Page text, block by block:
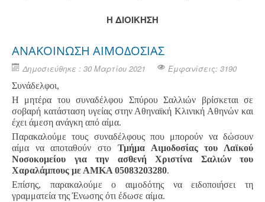
Η ΔΙΟΙΚΗΣΗ
ΑΝΑΚΟΙΝΩΣΗ ΑΙΜΟΔΟΣΙΑΣ
Δημοσιεύθηκε : 30 Μαρτίου 2021 Εμφανίσεις: 3190
Συνάδελφοι,
Η μητέρα του συναδέλφου Σπύρου Σαλλιών βρίσκεται σε
σοβαρή κατάσταση υγείας στην Αθηναϊκή Κλινική Αθηνών και
έχει άμεση ανάγκη από αίμα.
Παρακαλούμε τους συναδέλφους που μπορούν να δώσουν
αίμα να αποταθούν στο Τμήμα Αιμοδοσίας του Λαϊκού
Νοσοκομείου για την ασθενή Χριστίνα Σαλιών του
Χαραλάμπους με ΑΜΚΑ 05083203280.
Επίσης, παρακαλούμε ο αιμοδότης να ειδοποιήσει τη
γραμματεία της Ένωσης ότι έδωσε αίμα.